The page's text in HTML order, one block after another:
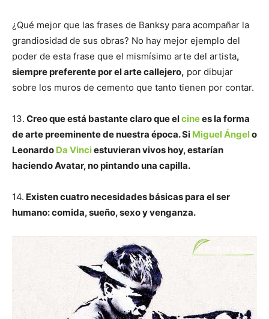
¿Qué mejor que las frases de Banksy para acompañar la
grandiosidad de sus obras? No hay mejor ejemplo del
poder de esta frase que el mismísimo arte del artista,
siempre preferente por el arte callejero, por dibujar
sobre los muros de cemento que tanto tienen por contar.
13. Creo que está bastante claro que elcinees la forma
de arte preeminente de nuestra época. Si Miguel Ángelo
Leonardo Da Vinciestuvieran vivos hoy, estarían
haciendo Avatar, no pintando una capilla.
14. Existen cuatro necesidades básicas para el ser
humano: comida, sueño, sexo y venganza.